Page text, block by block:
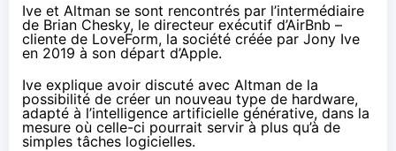
Ive et Altman se sont rencontrés par l’intermédiaire
de Brian Chesky, le directeur exécutif d’AirBnb –
cliente de LoveForm, la société créée par Jony Ive
en 2019 à son départ d’Apple.
Ive explique avoir discuté avec Altman de la
possibilité de créer un nouveau type de hardware,
adapté à l’intelligence artificielle générative, dans la
mesure où celle-ci pourrait servir à plus qu’à de
simples tâches logicielles.